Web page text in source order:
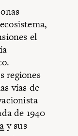
el
regiones
vías de
de 1940
y sus